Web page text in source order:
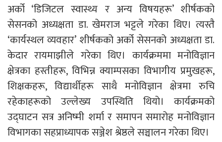
अर्को ‘डिजिटल स्वास्थ्य र अन्य विषयहरू’ शीर्षकको
सेसनको अध्यक्षता डा. खेमराज भट्टले गरेका थिए। त्यस्तै
‘कार्यस्थल व्यवहार’ शीर्षकको अर्को सेसनको अध्यक्षता डा.
केदार रायमाझीले गरेका थिए। कार्यक्रममा मनोविज्ञान
क्षेत्रका हस्तीहरू, विभिन्न क्याम्पसका विभागीय प्रमुखहरू,
शिक्षकहरू, विद्यार्थीहरू साथै मनोविज्ञान क्षेत्रमा रुचि
रहेकाहरूको उल्लेख्य उपस्थिति थियो। कार्यक्रमको
उद्घाटन सत्र अनिष्मी शर्मा र समापन समारोह मनोविज्ञान
विभागका सहप्राध्यापक सञ्जेश श्रेष्ठले सञ्चालन गरेका थिए।